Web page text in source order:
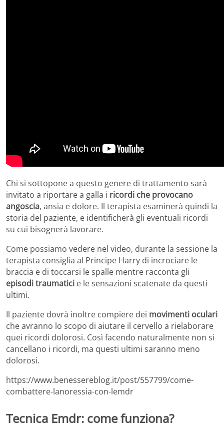
Chi si sottopone a questo genere di trattamento sarà
invitato a riportare a galla i ricordi che provocano
angoscia, ansia e dolore. Il terapista esaminerà quindi la
storia del paziente, e identificherà gli eventuali ricordi
su cui bisognerà lavorare.
Come possiamo vedere nel video, durante la sessione la
terapista consiglia al Principe Harry di incrociare le
braccia e di toccarsi le spalle mentre racconta gli
episodi traumatici e le sensazioni scatenate da questi
ultimi.
Il paziente dovrà inoltre compiere dei movimenti oculari
che avranno lo scopo di aiutare il cervello a rielaborare
quei ricordi dolorosi. Così facendo naturalmente non si
cancellano i ricordi, ma questi ultimi saranno meno
dolorosi.
https://www.benessereblog.it/post/557799/come-
combattere-lanoressia-con-lemdr
Tecnica Emdr: come funziona?